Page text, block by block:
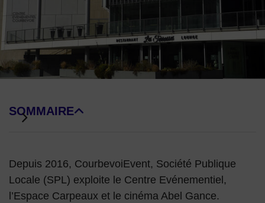
SOMMAIRE
DE BLOCS DE PAGE
Depuis 2016, CourbevoiEvent, Société Publique
Locale (SPL) exploite le Centre Evénementiel,
l’Espace Carpeaux et le cinéma Abel Gance.